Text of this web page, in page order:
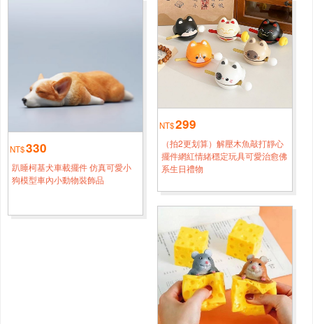
臺北
24H極速出貨 現貨 特惠創意仿真玉米抽紙盒客廳家用紙巾盒
車用茶几桌面擺件搞怪個性擺件
黄*[0920****4874]
24H極速出貨 現貨 特惠創意仿真玉米抽紙盒客廳家用紙巾
盒車用茶几桌面擺件搞怪個性擺件
鐘*[0998****3631]
2小時鐘前
24H極速出貨 現貨 特惠創意仿真玉米抽紙盒客廳家用紙巾
盒車用茶几桌面擺件搞怪個性擺件
4小時鐘前
24H極速出貨 現貨 特惠創意仿真玉米抽紙盒客廳家用紙巾
新竹
NT$330
趴睡柯基犬車載擺件 仿真可愛小
狗模型車內小動物裝飾品
NT$299
（拍2更划算）解壓木魚敲打靜心
擺件網紅情緒穩定玩具可愛治愈佛
系生日禮物